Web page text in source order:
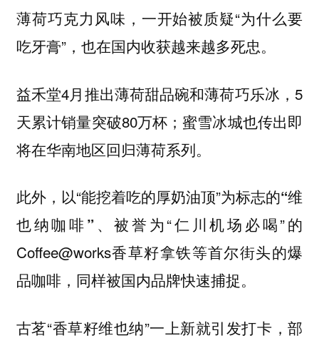
薄荷巧克力风味 ，一开始被质疑“为什么要
吃牙膏”，也在国内收获越来越多死忠。
益禾堂4月推出薄荷甜品碗和薄荷巧乐冰，5
天累计销量突破80万杯；蜜雪冰城也传出即
将在华南地区回归薄荷系列。
此外，以“能挖着吃的厚奶油顶”为标志的“维
也纳咖啡” 、被誉为“仁川机场必喝”的
Coffee@works香草籽拿铁等首尔街头的爆
品咖啡，同样被国内品牌快速捕捉。
古茗“香草籽维也纳”一上新就引发打卡，部